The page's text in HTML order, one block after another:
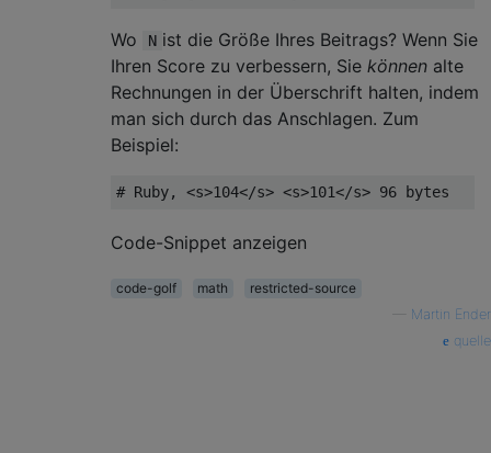
Wo N ist die Größe Ihres Beitrags? Wenn Sie
Ihren Score zu verbessern, Sie können alte
Rechnungen in der Überschrift halten, indem
man sich durch das Anschlagen. Zum
Beispiel:
Code-Snippet anzeigen
code-golf math
restricted-source
Martin Ender
quelle